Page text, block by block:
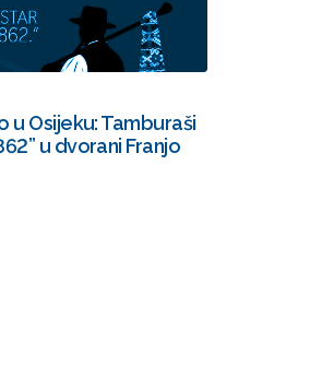
u Osijeku: Tamburaši
u dvorani Franjo